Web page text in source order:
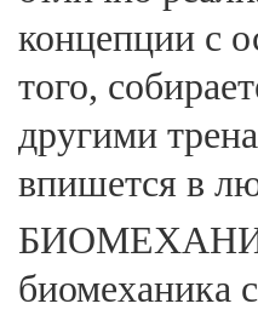
концепции с
того,
другими
впишется в
биомеханика